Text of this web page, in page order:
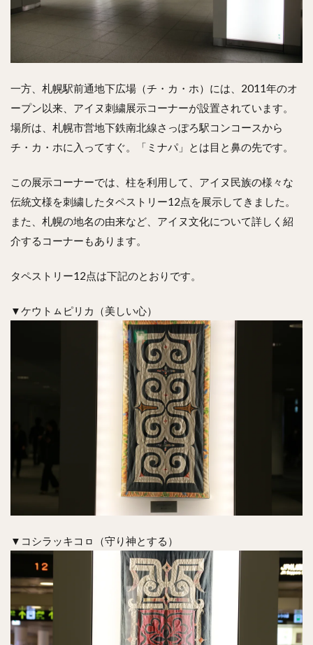
一方、札幌駅前通地下広場（チ・カ・ホ）には、2011年のオ
ープン以来、アイヌ刺繍展示コーナーが設置されています。
場所は、札幌市営地下鉄南北線さっぽろ駅コンコースから
チ・カ・ホに入ってすぐ。「ミナパ」とは目と鼻の先です。
この展示コーナーでは、柱を利用して、アイヌ民族の様々な
伝統文様を刺繍したタペストリー12点を展示してきました。
また、札幌の地名の由来など、アイヌ文化について詳しく紹
介するコーナーもあります。
タペストリー12点は下記のとおりです。
▼ケウトㇺピリカ（美しい心）
▼コシラッキコㇿ（守り神とする）